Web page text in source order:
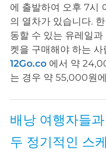
에 출발하여 오후 7시
의 열차가 있습니다.
동할 수 있는 유레일
켓을 구매해야 하는
12Go.co 에서 약
는 경우 약 55,000원
배낭 여행자들
두 정기적인 스